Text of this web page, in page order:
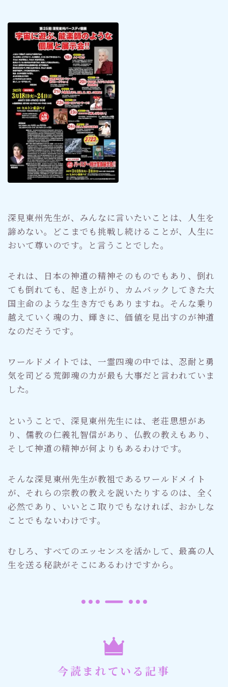
深見東州先生が、みんなに言いたいことは、人生を
諦めない。どこまでも挑戦し続けることが、人生に
おいて尊いのです。と言うことでした。
それは、日本の神道の精神そのものでもあり、倒れ
ても倒れても、起き上がり、カムバックしてきた大
国主命のような生き方でもありますね。そんな乗り
越えていく魂の力、輝きに、価値を見出すのが神道
なのだそうです。
ワールドメイトでは、一霊四魂の中では、忍耐と勇
気を司どる荒御魂の力が最も大事だと言われていま
した。
ということで、深見東州先生には、老荘思想があ
り、儒教の仁義礼智信があり、仏教の教えもあり、
そして神道の精神が何よりもあるわけです。
そんな深見東州先生が教祖であるワールドメイト
が、それらの宗教の教えを説いたりするのは、全く
必然であり、いいとこ取りでもなければ、おかしな
ことでもないわけです。
むしろ、すべてのエッセンスを活かして、最高の人
生を送る秘訣がそこにあるわけですから。
今読まれている記事